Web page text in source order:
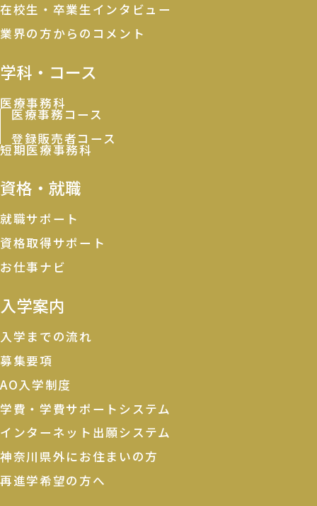
在校生・卒業生インタビュー
業界の方からのコメント
学科・コース
医療事務科
医療事務コース
登録販売者コース
短期医療事務科
資格・就職
就職サポート
資格取得サポート
お仕事ナビ
入学案内
入学までの流れ
募集要項
AO入学制度
学費・学費サポートシステム
インターネット出願システム
神奈川県外にお住まいの方
再進学希望の方へ